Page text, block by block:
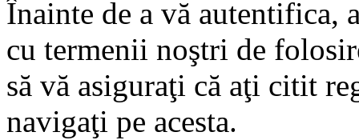
Înainte de a vă autentifica,
cu termenii noştri de
să vă asiguraţi că aţi citit
navigaţi pe acesta.